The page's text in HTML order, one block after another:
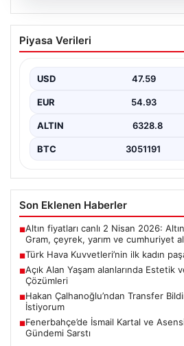
Türk Hava Kuvvetleri’nin
paşası Özlem Karapınar
Özlem Karapınar İlk Kadın Paşa
Piyasa Verileri
USD 47.59
EUR 54.93
ALTIN 6328.8
BTC 3051191
Son Eklenen Haberler
■Altın fiyatları canlı 2 Nisan 2026:
Gram, çeyrek, yarım ve cumhuriyet
■Türk Hava Kuvvetleri’nin ilk kadın
■Açık Alan Yaşam alanlarında Estetik
Çözümleri
■Hakan Çalhanoğlu’ndan Transfer
İstiyorum
■Fenerbahçe’de İsmail Kartal ve
Gündemi Sarstı